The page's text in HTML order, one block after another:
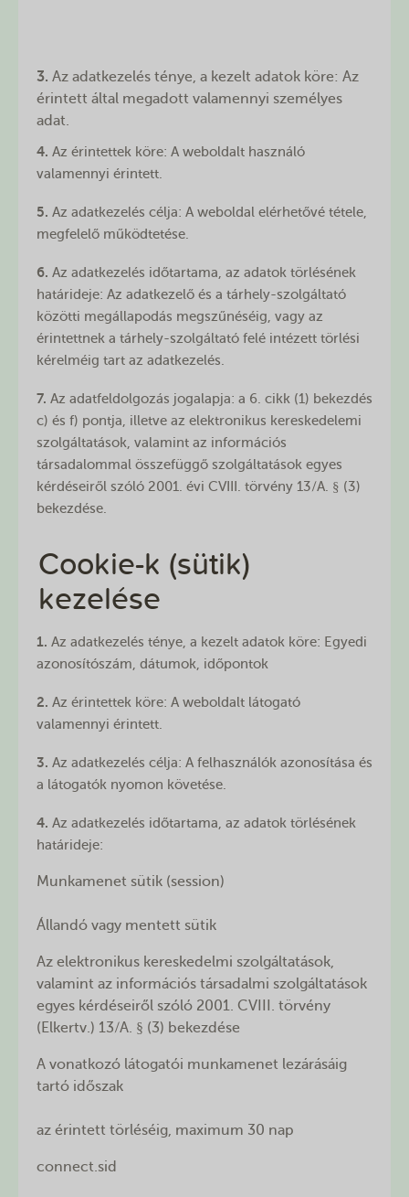
3. Az adatkezelés ténye, a kezelt adatok köre: Az
érintett által megadott valamennyi személyes
adat.
4. Az érintettek köre: A weboldalt használó
valamennyi érintett.
5. Az adatkezelés célja: A weboldal elérhetővé tétele,
megfelelő működtetése.
6. Az adatkezelés időtartama, az adatok törlésének
határideje: Az adatkezelő és a tárhely-szolgáltató
közötti megállapodás megszűnéséig, vagy az
érintettnek a tárhely-szolgáltató felé intézett törlési
kérelméig tart az adatkezelés.
7. Az adatfeldolgozás jogalapja: a 6. cikk (1) bekezdés
c) és f) pontja, illetve az elektronikus kereskedelemi
szolgáltatások, valamint az információs
társadalommal összefüggő szolgáltatások egyes
kérdéseiről szóló 2001. évi CVIII. törvény 13/A. § (3)
bekezdése.
Cookie-k (sütik)
kezelése
1. Az adatkezelés ténye, a kezelt adatok köre: Egyedi
azonosítószám, dátumok, időpontok
2. Az érintettek köre: A weboldalt látogató
valamennyi érintett.
3. Az adatkezelés célja: A felhasználók azonosítása és
a látogatók nyomon követése.
4. Az adatkezelés időtartama, az adatok törlésének
határideje:
Munkamenet sütik (session)
Állandó vagy mentett sütik
Az elektronikus kereskedelmi szolgáltatások,
valamint az információs társadalmi szolgáltatások
egyes kérdéseiről szóló 2001. CVIII. törvény
(Elkertv.) 13/A. § (3) bekezdése
A vonatkozó látogatói munkamenet lezárásáig
tartó időszak
az érintett törléséig, maximum 30 nap
connect.sid